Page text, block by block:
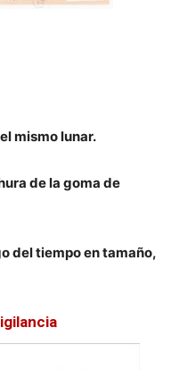
mismo lunar.
de la goma de
del tiempo en tamaño,